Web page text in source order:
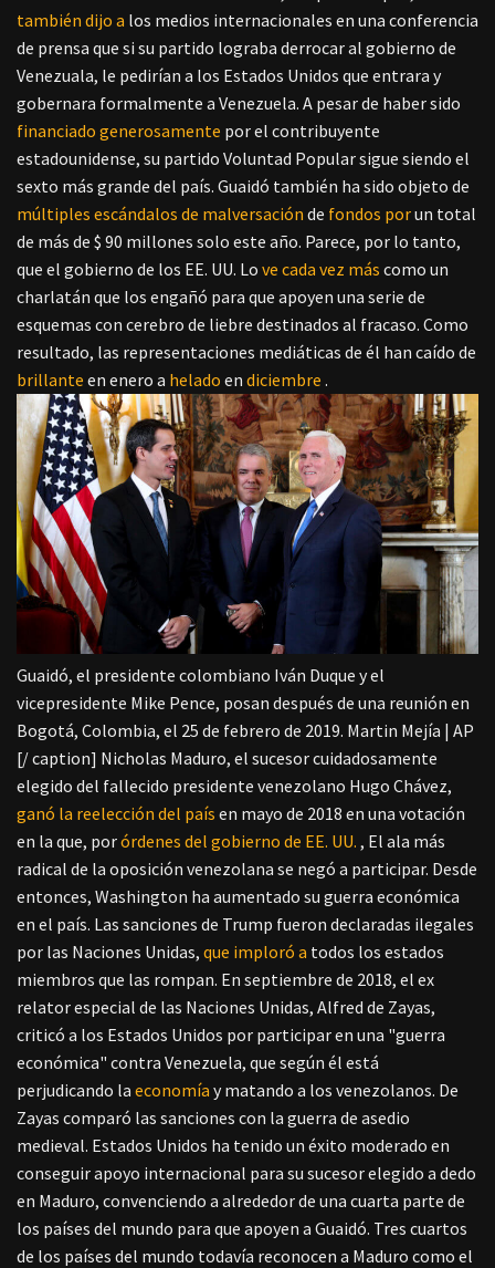
también dijo a los medios internacionales en una conferencia
de prensa que si su partido lograba derrocar al gobierno de
Venezuala, le pedirían a los Estados Unidos que entrara y
gobernara formalmente a Venezuela. A pesar de haber sido
financiado generosamente por el contribuyente
estadounidense, su partido Voluntad Popular sigue siendo el
sexto más grande del país. Guaidó también ha sido objeto de
múltiples escándalos de malversación de fondos porun total
de más de $ 90 millones solo este año. Parece, por lo tanto,
que el gobierno de los EE. UU. Lo ve cada vez más como un
charlatán que los engañó para que apoyen una serie de
esquemas con cerebro de liebre destinados al fracaso. Como
resultado, las representaciones mediáticas de él han caído de
brillante en enero a helado en diciembre .
Guaidó, el presidente colombiano Iván Duque y el
vicepresidente Mike Pence, posan después de una reunión en
Bogotá, Colombia, el 25 de febrero de 2019. Martin Mejía | AP
[/ caption] Nicholas Maduro, el sucesor cuidadosamente
elegido del fallecido presidente venezolano Hugo Chávez,
ganó la reelección del país en mayo de 2018 en una votación
en la que, porórdenes del gobierno de EE. UU. , El ala más
radical de la oposición venezolana se negó a participar. Desde
entonces, Washington ha aumentado su guerra económica
en el país. Las sanciones de Trump fueron declaradas ilegales
por las Naciones Unidas, que imploró a todos los estados
miembros que las rompan. En septiembre de 2018, el ex
relator especial de las Naciones Unidas, Alfred de Zayas,
criticó a los Estados Unidos por participar en una "guerra
económica" contra Venezuela, que según él está
perjudicando la economía y matando a los venezolanos. De
Zayas comparó las sanciones con la guerra de asedio
medieval. Estados Unidos ha tenido un éxito moderado en
conseguir apoyo internacional para su sucesor elegido a dedo
en Maduro, convenciendo a alrededor de una cuarta parte de
los países del mundo para que apoyen a Guaidó. Tres cuartos
de los países del mundo todavía reconocen a Maduro como el